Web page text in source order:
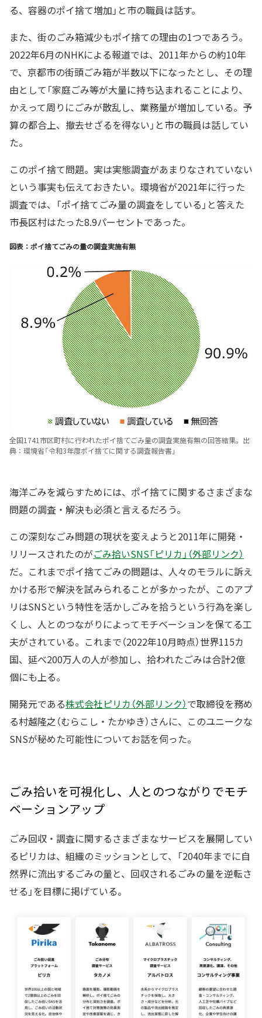
る、容器のポイ捨て増加」と市の職員は話す。
また、街のごみ箱減少もポイ捨ての理由の1つであろう。
2022年6月のNHKによる報道では、2011年からの約10年
で、京都市の街頭ごみ箱が半数以下になったとし、その理
由として「家庭ごみ等が大量に持ち込まれることにより、
かえって周りにごみが散乱し、業務量が増加している。予
算の都合上、撤去せざるを得ない」と市の職員は話してい
た。
このポイ捨て問題。実は実態調査があまりなされていない
という事実も伝えておきたい。環境省が2021年に行った
調査では、「ポイ捨てごみ量の調査をしている」と答えた
市長区村はたった8.9パーセントであった。
図表：ポイ捨てごみの量の調査実施有無
全国1741市区町村に行われたポイ捨てごみ量の調査実施有無の回答結果。出
典：環境省「令和3年度ポイ捨てに関する調査報告書」
海洋ごみを減らすためには、ポイ捨てに関するさまざまな
問題の調査・解決も必須と言えるだろう。
この深刻なごみ問題の現状を変えようと2011年に開発・
リリースされたのがごみ拾いSNS「ピリカ」（外部リンク）
だ。これまでポイ捨てごみの問題は、人々のモラルに訴え
かける形で解決を試みられることが多かったが、このアプ
リはSNSという特性を活かしごみを拾うという行為を楽し
くし、人とのつながりによってモチベーションを保てる工
夫がされている。これまで（2022年10月時点）世界115カ
国、延べ200万人の人が参加し、拾われたごみは合計2億
個にも上る。
開発元である株式会社ピリカ（外部リンク）で取締役を務め
る村越隆之（むらこし・たかゆき）さんに、このユニークな
SNSが秘めた可能性についてお話を伺った。
ごみ拾いを可視化し、人とのつながりでモチ
ベーションアップ
ごみ回収・調査に関するさまざまなサービスを展開してい
るピリカは、組織のミッションとして、「2040年までに自
然界に流出するごみの量と、回収されるごみの量を逆転さ
せる」を目標に掲げている。